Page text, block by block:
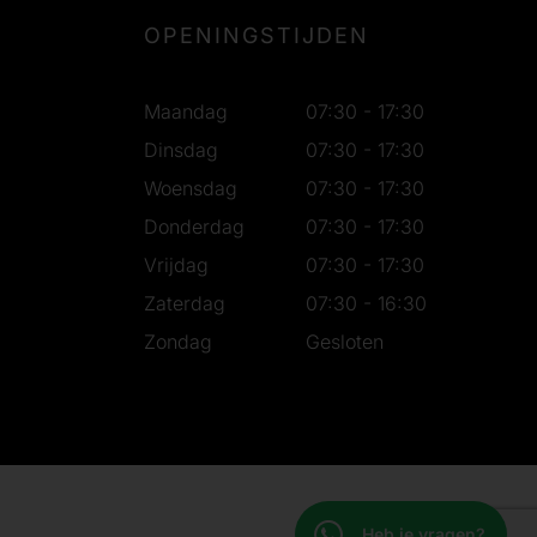
OPENINGSTIJDEN
Maandag
07:30 - 17:30
Dinsdag
07:30 - 17:30
Woensdag
07:30 - 17:30
Donderdag
07:30 - 17:30
Vrijdag
07:30 - 17:30
Zaterdag
07:30 - 16:30
Zondag
Gesloten